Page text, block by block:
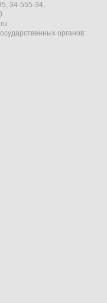
34-555-34,
органов: